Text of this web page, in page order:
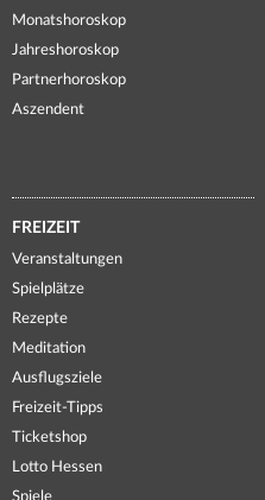
Monatshoroskop
Jahreshoroskop
Partnerhoroskop
Aszendent
FREIZEIT
Veranstaltungen
Spielplätze
Rezepte
Meditation
Ausflugsziele
Freizeit-Tipps
Ticketshop
Lotto Hessen
Spiele